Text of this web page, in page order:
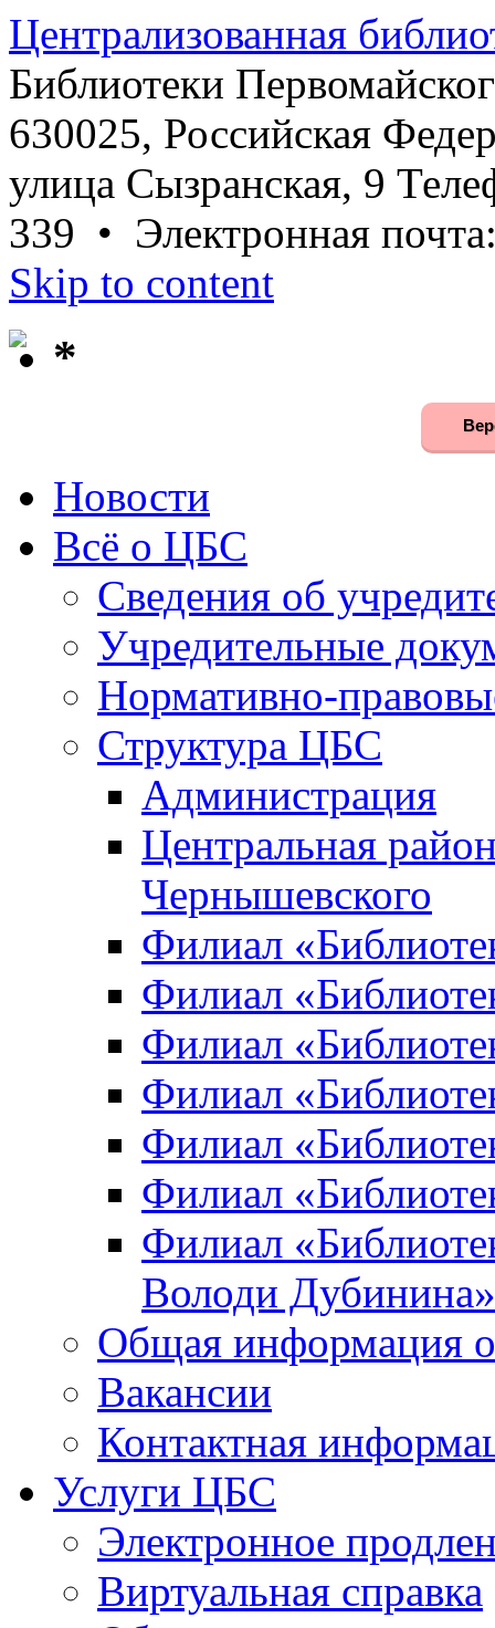
Централизованная
Библиотеки
630025, Российская
улица Сызранская, 9
339 • Электронная
Skip to content
*
Новости
Всё о ЦБС
Сведения об
Учредительные
Нормативно-
Структура ЦБС
Администрация
Центральная
Чернышевского
Филиал
Филиал
Филиал
Филиал
Филиал
Филиал
Филиал
Володи Дубинина»
Общая информация
Вакансии
Контактная
Услуги ЦБС
Электронное
Виртуальная справка